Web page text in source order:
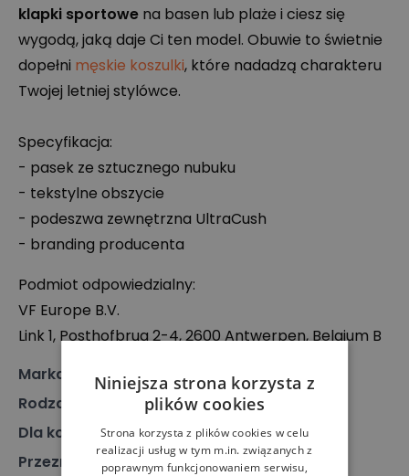
klapki sportowe na basen lub plaże i ciesz się
wygodą, jaką daje Ci ten model. Obuwie to świetnie
dopełni męskie koszulki, które nadadzą charakteru
Twojej letniej stylówce.
Specyfikacja:
- pasek ze sztucznego nubuku
- tekstylne obszycie
- podeszwa zewnętrzna UltraCush
- branding producenta
Podmiot odpowiedzialny:
VF Europe B.V.
Link 1, Posthofbrug 2-4, 2600 Antwerpen, Belgium B
Marka
Vans
Rodzaj
Obuwie, Klapki
Dla kogo
Dla niego, Dla niej
Przeznaczenie: Klapki
Niniejsza strona korzysta z
plików cookies
Strona korzysta z plików cookies w celu
realizacji usług w tym m.in. związanych z
poprawnym funkcjonowaniem serwisu,